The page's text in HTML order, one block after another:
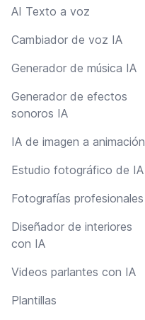
AI Texto a voz
Cambiador de voz IA
Generador de música IA
Generador de efectos
sonoros IA
IA de imagen a animación
Estudio fotográfico de IA
Fotografías profesionales
Diseñador de interiores
con IA
Videos parlantes con IA
Plantillas